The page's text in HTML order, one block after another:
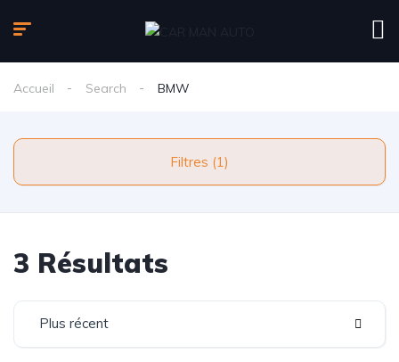
Accueil Search BMW
Filtres (1)
3 Résultats
Plus récent